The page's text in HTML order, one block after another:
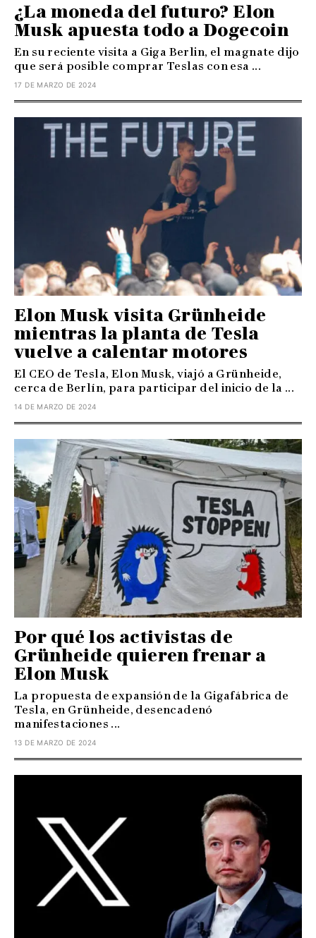
¿La moneda del futuro? Elon
Musk apuesta todo a Dogecoin
En su reciente visita a Giga Berlin, el magnate dijo
que será posible comprar Teslas con esa ...
17 DE MARZO DE 2024
Elon Musk visita Grünheide
mientras la planta de Tesla
vuelve a calentar motores
El CEO de Tesla, Elon Musk, viajó a Grünheide,
cerca de Berlín, para participar del inicio de la ...
14 DE MARZO DE 2024
Por qué los activistas de
Grünheide quieren frenar a
Elon Musk
La propuesta de expansión de la Gigafábrica de
Tesla, en Grünheide, desencadenó
manifestaciones ...
13 DE MARZO DE 2024